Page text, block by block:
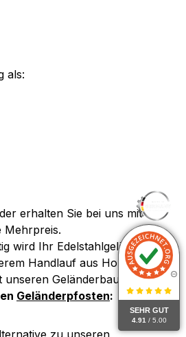
SEHR GUT
4.91 / 5.00
als:
erhalten Sie bei uns mit
Mehrpreis.
wird Ihr Edelstahlgeländer in
Handlauf aus Holzin vielen
Geländerbauteilen.
Geländerpfosten:
zu unseren